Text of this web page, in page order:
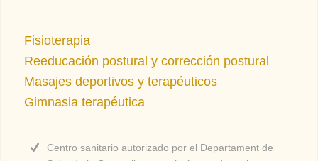
Fisioterapia
Reeducación postural y corrección postural
Masajes deportivos y terapéuticos
Gimnasia terapéutica
Centro sanitario autorizado por el Departament de